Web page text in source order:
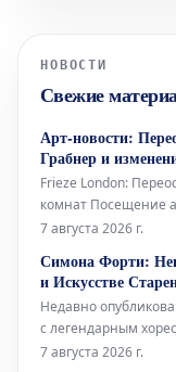
НОВОСТИ
Свежие
Арт-новости:
Грабнер и
Frieze London:
комнат Посещение
состоянием
помещения с одной
Возможно, поэтому
7 августа 2026 г.
Симона Форти:
и Искусстве
Недавно
с легендарным
проливает свет на
7 августа 2026 г.